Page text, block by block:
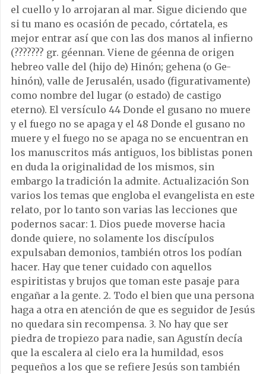
el cuello y lo arrojaran al mar. Sigue diciendo que
si tu mano es ocasión de pecado, córtatela, es
mejor entrar así que con las dos manos al infierno
(??????? gr. géennan. Viene de géenna de origen
hebreo valle del (hijo de) Hinón; gehena (o Ge-
hinón), valle de Jerusalén, usado (figurativamente)
como nombre del lugar (o estado) de castigo
eterno). El versículo 44 Donde el gusano no muere
y el fuego no se apaga y el 48 Donde el gusano no
muere y el fuego no se apaga no se encuentran en
los manuscritos más antiguos, los biblistas ponen
en duda la originalidad de los mismos, sin
embargo la tradición la admite. Actualización Son
varios los temas que engloba el evangelista en este
relato, por lo tanto son varias las lecciones que
podernos sacar: 1. Dios puede moverse hacia
donde quiere, no solamente los discípulos
expulsaban demonios, también otros los podían
hacer. Hay que tener cuidado con aquellos
espiritistas y brujos que toman este pasaje para
engañar a la gente. 2. Todo el bien que una persona
haga a otra en atención de que es seguidor de Jesús
no quedara sin recompensa. 3. No hay que ser
piedra de tropiezo para nadie, san Agustín decía
que la escalera al cielo era la humildad, esos
pequeños a los que se refiere Jesús son también